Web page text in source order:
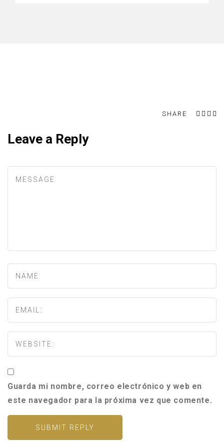
SHARE
Leave a Reply
Guarda mi nombre, correo electrónico y web en
este navegador para la próxima vez que comente.